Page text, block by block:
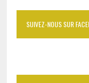
SUIVEZ-NOUS SUR